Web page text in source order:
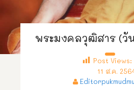
พระมงคลวุฒิสาร (
Post Views:
11 ส.ค.